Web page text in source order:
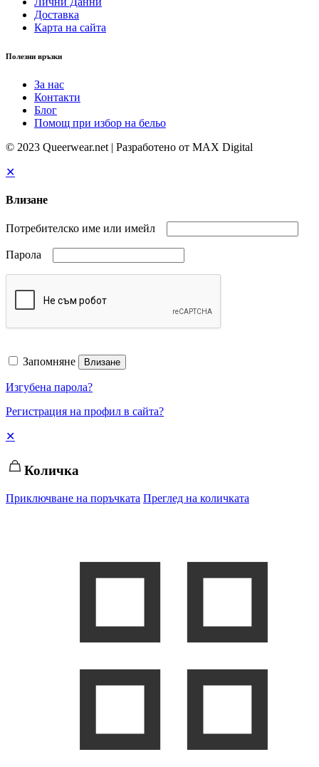
Доставка
Карта на сайта
Полезни връзки
За нас
Контакти
Блог
Помощ при избор на бельо
© 2023 Queerwear.net | Разработено от MAX Digital
✕
Влизане
Потребителско име или имейл
Парола
Запомняне Влизане
Изгубена парола?
Регистрация на профил в сайта?
✕
Количка
Приключване на поръчката Преглед на количката